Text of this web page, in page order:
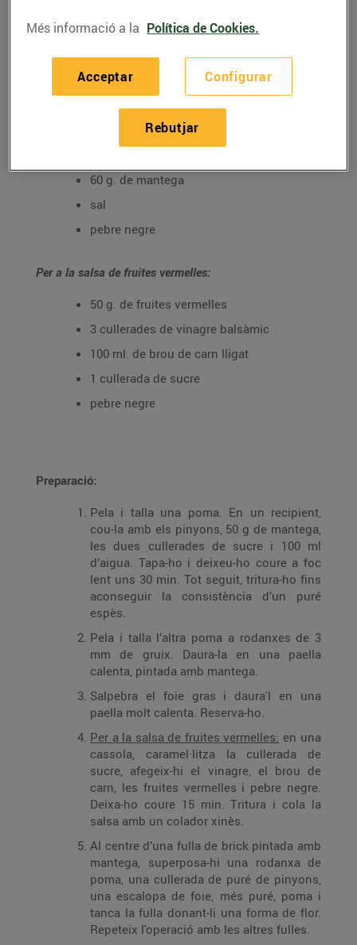
Ingredients per a 4 persones:
250 g de foie gras d’ànec
2 pomes
80 g. de pinyons
2 cullerades de sucre
60 g. de mantega
sal
pebre negre
Per a la salsa de fruites vermelles:
50 g. de fruites vermelles
3 cullerades de vinagre balsàmic
100 ml. de brou de carn lligat
1 cullerada de sucre
pebre negre
Preparació:
Pela i talla una poma. En un recipient,
cou-la amb els pinyons, 50 g de mantega,
les dues cullerades de sucre i 100 ml
d’aigua. Tapa-ho i deixeu-ho coure a foc
lent uns 30 min. Tot seguit, tritura-ho fins
aconseguir la consistència d’un puré
espès.
Pela i talla l’altra poma a rodanxes de 3
mm de gruix. Daura-la en una paella
calenta, pintada amb mantega.
Salpebra el foie gras i daura'l en una
paella molt calenta. Reserva-ho.
Per a la salsa de fruites vermelles: en una
cassola, caramel·litza la cullerada de
sucre, afegeix-hi el vinagre, el brou de
carn, les fruites vermelles i pebre negre.
Deixa-ho coure 15 min. Tritura i cola la
salsa amb un colador xinès.
Al centre d’una fulla de brick pintada amb
mantega, superposa-hi una rodanxa de
poma, una cullerada de puré de pinyons,
una escalopa de foie, més puré, poma i
tanca la fulla donant-li una forma de flor.
Repeteix l'operació amb les altres fulles.
Més informació a la Política de Cookies.
Configurar
Rebutjar
Acceptar